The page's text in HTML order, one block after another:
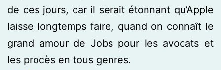
de ces jours, car il serait étonnant qu’Apple
laisse longtemps faire, quand on connaît le
grand amour de Jobs pour les avocats et
les procès en tous genres.